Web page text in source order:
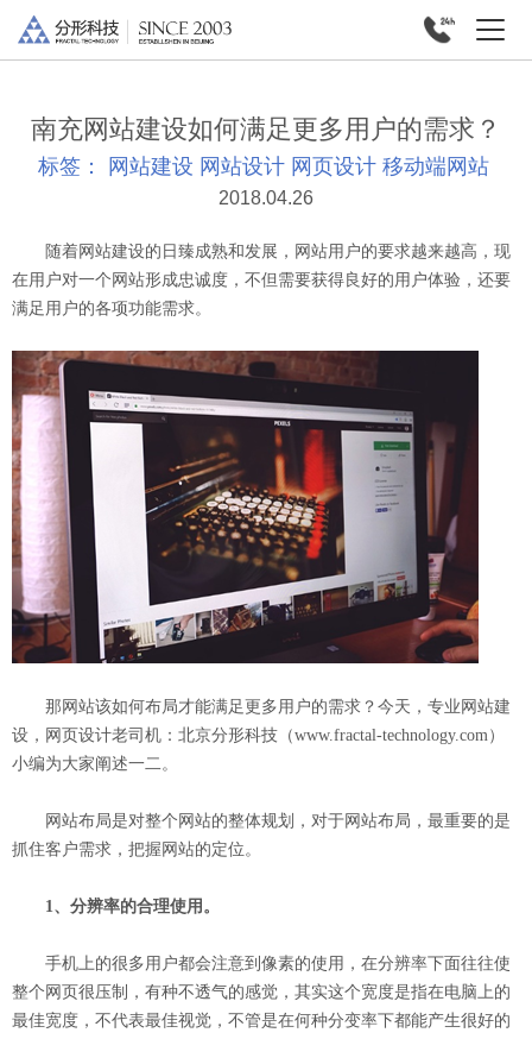
南充网站建设如何满足更多用户的需求？
标签： 网站建设 网站设计 网页设计 移动端网站
2018.04.26
随着网站建设的日臻成熟和发展，网站用户的要求越来越高，现
在用户对一个网站形成忠诚度，不但需要获得良好的用户体验，还要
满足用户的各项功能需求。
那网站该如何布局才能满足更多用户的需求？今天，专业网站建
设，网页设计老司机：北京分形科技（www.fractal-technology.com）
小编为大家阐述一二。
网站布局是对整个网站的整体规划，对于网站布局，最重要的是
抓住客户需求，把握网站的定位。
1、分辨率的合理使用。
手机上的很多用户都会注意到像素的使用，在分辨率下面往往使
整个网页很压制，有种不透气的感觉，其实这个宽度是指在电脑上的
最佳宽度，不代表最佳视觉，不管是在何种分变率下都能产生很好的